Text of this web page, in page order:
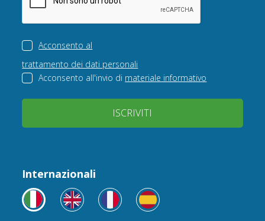
Acconsento al
trattamento dei dati personali
Acconsento all'invio di materiale informativo
ISCRIVITI
Internazionali